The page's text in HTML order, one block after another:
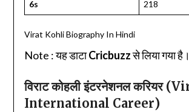
6s 218
Virat Kohli Biography In Hindi
Note : यह डाटाCricbuzzसे लिया गया है।
विराट कोहली इंटरनेशनल करियर
International Career)